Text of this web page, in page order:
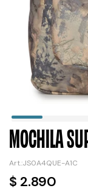
MOCHILA
JS0A4QUE-A1C
$ 2.890